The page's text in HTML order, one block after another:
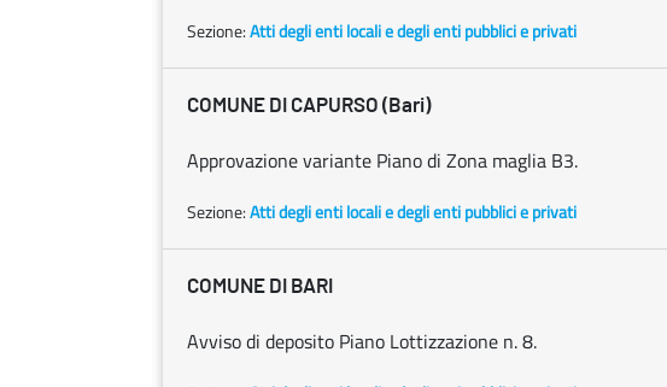
Sezione:Atti degli enti locali e degli enti pubblici e privati
COMUNE DI CAPURSO (Bari)
Approvazione variante Piano di Zona maglia B3.
Sezione:Atti degli enti locali e degli enti pubblici e privati
COMUNE DI BARI
Avviso di deposito Piano Lottizzazione n. 8.